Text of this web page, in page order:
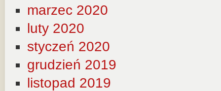
marzec 2020
luty 2020
styczeń 2020
grudzień 2019
listopad 2019